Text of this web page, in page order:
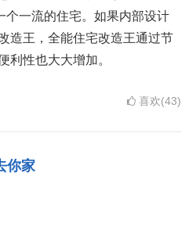
个一流的住宅。如果内部设计
造王，全能住宅改造王通过节
利性也大大增加。
喜欢(43)
你家